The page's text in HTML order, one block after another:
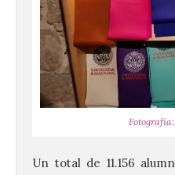
Un total de 11.156